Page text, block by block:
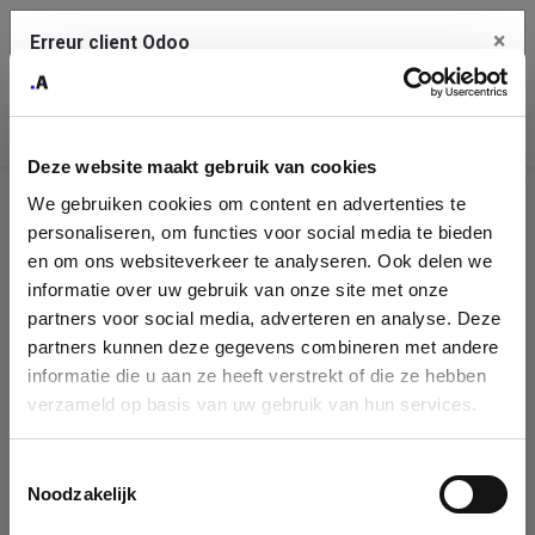
Deze website maakt gebruik van cookies
We gebruiken cookies om content en advertenties te
personaliseren, om functies voor social media te bieden
en om ons websiteverkeer te analyseren. Ook delen we
informatie over uw gebruik van onze site met onze
partners voor social media, adverteren en analyse. Deze
partners kunnen deze gegevens combineren met andere
informatie die u aan ze heeft verstrekt of die ze hebben
verzameld op basis van uw gebruik van hun services.
Noodzakelijk
Identification
de
l'entreprise
Please fill in your company details
form. If you don't find your company in our database, you can create
a new company record with the button below.
Erreur client Odoo ×
Une erreur s'est produite
Utilisez le bouton Copier pour reporter cette erreur à votre
service de support.
Voir les détails
Ok